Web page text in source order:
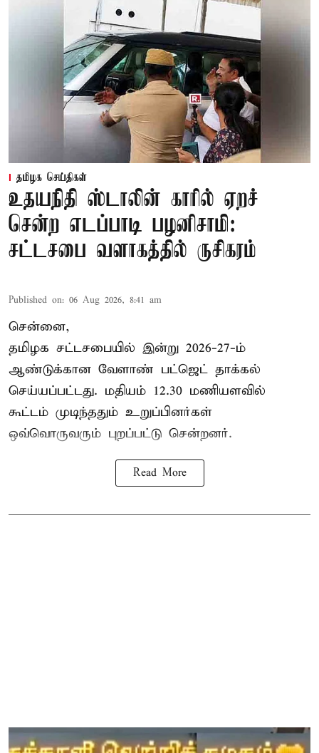
தமிழக செய்திகள்
உதயநிதி ஸ்டாலின் காரில் ஏறச்
சென்ற எடப்பாடி பழனிசாமி:
சட்டசபை வளாகத்தில் ருசிகரம்
Published on: 06 Aug 2026, 8:41 am
சென்னை,
தமிழக சட்டசபையில் இன்று 2026-27-ம்
ஆண்டுக்கான வேளாண் பட்ஜெட் தாக்கல்
செய்யப்பட்டது. மதியம் 12.30 மணியளவில்
கூட்டம் முடிந்ததும் உறுப்பினர்கள்
ஒவ்வொருவரும் புறப்பட்டு சென்றனர்.
Read More